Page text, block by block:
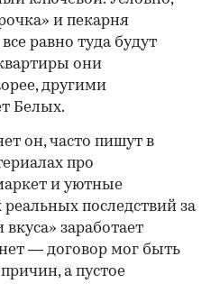
и пекарня
равно туда будут
они
другими
Белых.
он, часто пишут в
про
и уютные
последствий за
заработает
— договор мог быть
а пустое